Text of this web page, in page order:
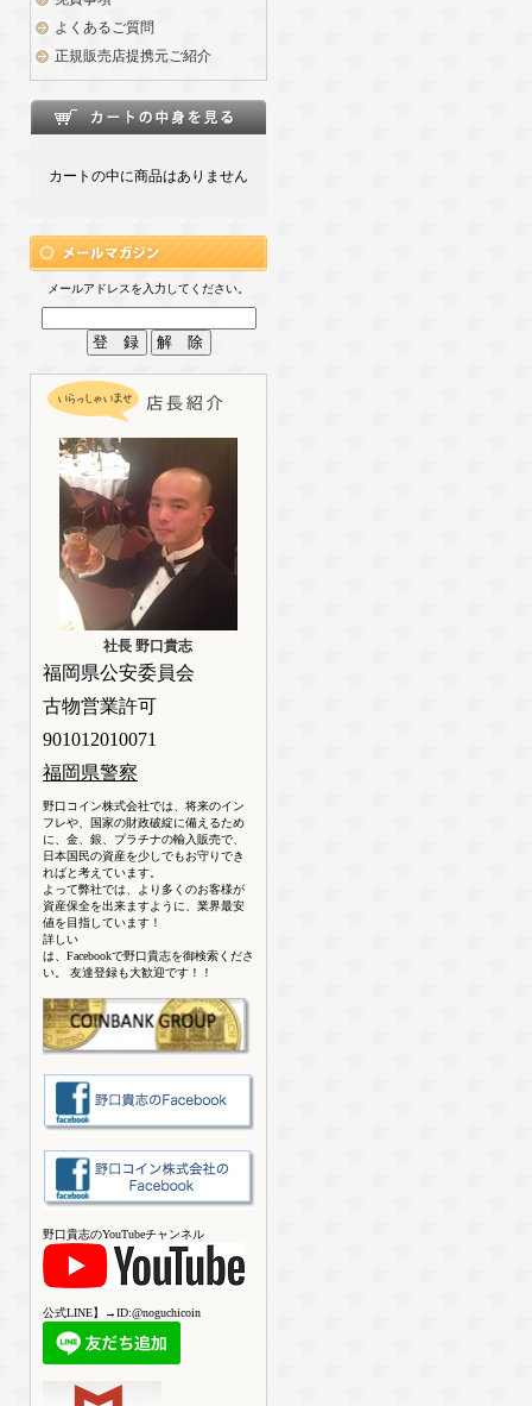
よくあるご質問
正規販売店提携元ご紹介
カートの中に商品はありません
メールアドレスを入力してください。
社長 野口貴志
福岡県公安委員会
古物営業許可
901012010071
福岡県警察
野口コイン株式会社では、将来のイン
フレや、国家の財政破綻に備えるため
に、金、銀、プラチナの輸入販売で、
日本国民の資産を少しでもお守りでき
ればと考えています。
よって弊社では、より多くのお客様が
資産保全を出来ますように、業界最安
値を目指しています！
詳しい
は、Facebookで野口貴志を御検索くださ
い。 友達登録も大歓迎です！！
野口貴志のYouTubeチャンネル
公式LINE】→ID:@noguchicoin